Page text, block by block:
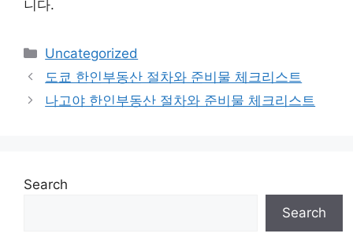
니다.
Categories
Uncategorized
도쿄 한인부동산 절차와 준비물 체크리스트
나고야 한인부동산 절차와 준비물 체크리스트
Search
Search